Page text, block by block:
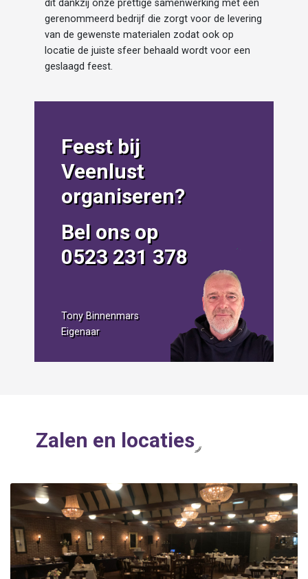
dit dankzij onze prettige samenwerking met een
gerenommeerd bedrijf die zorgt voor de levering
van de gewenste materialen zodat ook op
locatie de juiste sfeer behaald wordt voor een
geslaagd feest.
Feest bij
Veenlust
organiseren?
Bel ons op
0523 231 378
Tony Binnenmars
Eigenaar
Zalen en locaties